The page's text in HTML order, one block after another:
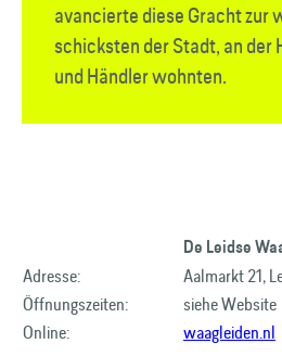
avancierte diese Gracht zur
schicksten der Stadt, an der
und Händler wohnten.
De Leidse
Adresse:
Aalmarkt 21,
Öffnungszeiten:
siehe Website
Online:
waagleiden.nl